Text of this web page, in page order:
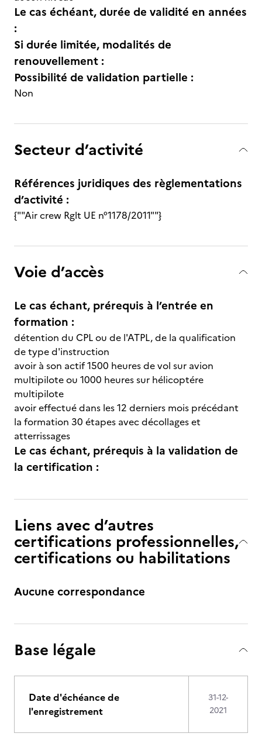
Le cas échéant, durée de validité en années
:
Si durée limitée, modalités de
renouvellement :
Possibilité de validation partielle :
Non
Secteur d’activité
Références juridiques des règlementations
d’activité :
{""Air crew Rglt UE n°1178/2011""}
Voie d’accès
Le cas échant, prérequis à l’entrée en
formation :
détention du CPL ou de l'ATPL, de la qualification
de type d'instruction
avoir à son actif 1500 heures de vol sur avion
multipilote ou 1000 heures sur hélicoptére
multipilote
avoir effectué dans les 12 derniers mois précédant
la formation 30 étapes avec décollages et
atterrissages
Le cas échant, prérequis à la validation de
la certification :
Liens avec d’autres
certifications professionnelles,
certifications ou habilitations
Aucune correspondance
Base légale
Date d'échéance de
l'enregistrement
31-12-
2021